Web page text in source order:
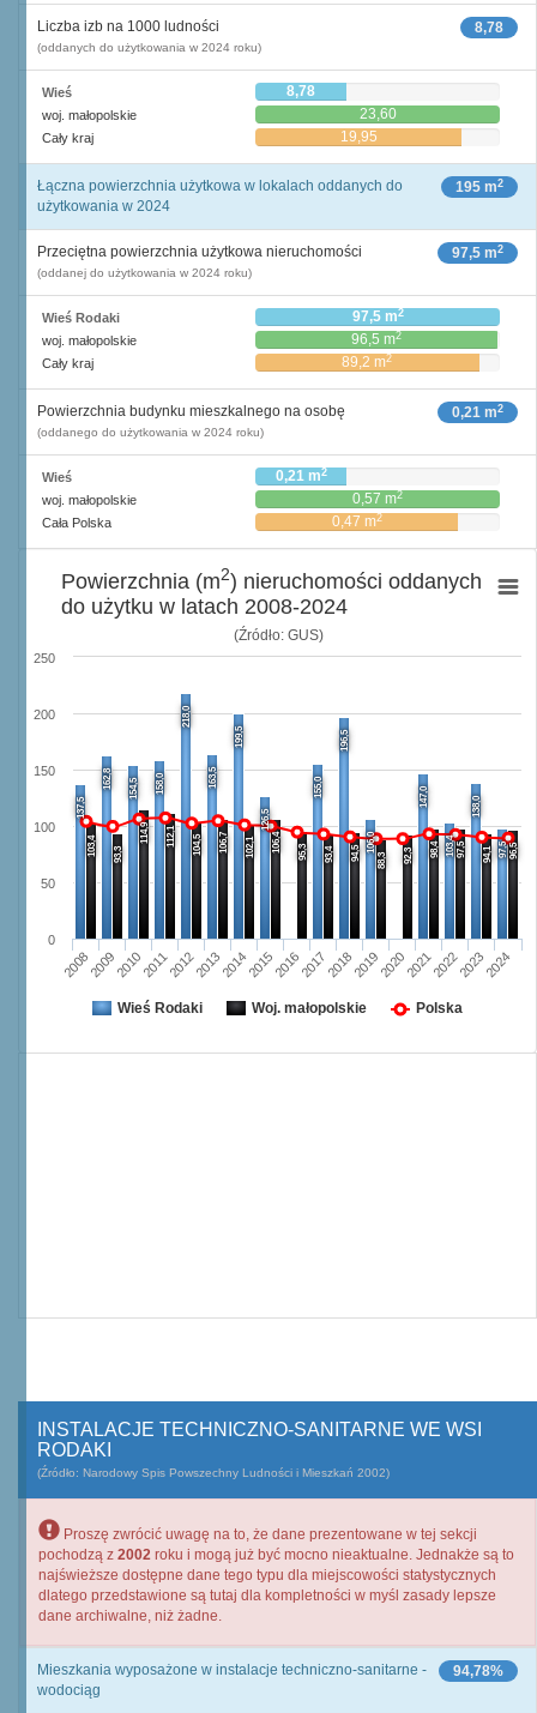
8,78
Liczba izb na 1000 ludności
(oddanych do użytkowania w 2024 roku)
Wieś 8,78
woj. małopolskie 23,60
Cały kraj 19,95
195 m2
Łączna powierzchnia użytkowa w lokalach oddanych do
użytkowania w 2024
97,5 m2
Przeciętna powierzchnia użytkowa nieruchomości
(oddanej do użytkowania w 2024 roku)
Wieś Rodaki 97,5 m2
woj. małopolskie 96,5 m2
Cały kraj 89,2 m2
0,21 m2
Powierzchnia budynku mieszkalnego na osobę
(oddanego do użytkowania w 2024 roku)
Wieś 0,21 m2
woj. małopolskie 0,57 m2
Cała Polska 0,47 m2
(Źródło: GUS)
137,5
162,8 154,5 158,0
218,0
163,5
199,5
126,5
155,0
196,5
106,0
147,0
103,4
138,0
97,5
103,4 93,3
114,9 112,1 104,5 106,7 102,1 106,4 95,3 93,4 94,5 88,3 92,3 98,4 97,5 94,1 96,5
20082009201020112012201320142015201620172018201920202021202220232024
0
50
100
150
200
250
Powierzchnia (m2) nieruchomości oddanych
do użytku w latach 2008-2024
Wieś Rodaki Woj. małopolskie Polska
INSTALACJE TECHNICZNO-SANITARNE WE WSI
RODAKI
(Źródło: Narodowy Spis Powszechny Ludności i Mieszkań 2002)
Proszę zwrócić uwagę na to, że dane prezentowane w tej sekcji
pochodzą z 2002 roku i mogą już być mocno nieaktualne. Jednakże są to
najświeższe dostępne dane tego typu dla miejscowości statystycznych
dlatego przedstawione są tutaj dla kompletności w myśl zasady lepsze
dane archiwalne, niż żadne.
94,78%
Mieszkania wyposażone w instalacje techniczno-sanitarne -
wodociąg